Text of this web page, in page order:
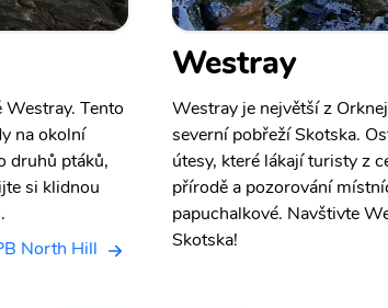
Tento
na okolní
druhů ptáků,
si klidnou
North Hill
Westray
Westray je největší z
severní pobřeží Skotska.
útesy, které lákají turisty z
přírodě a pozorování
papuchalkové. Navštivte
Skotska!